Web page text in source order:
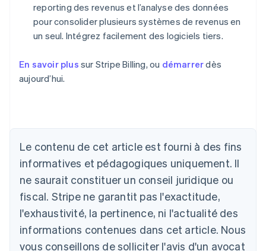
reporting des revenus et l’analyse des données
pour consolider plusieurs systèmes de revenus en
un seul. Intégrez facilement des logiciels tiers.
En savoir plus sur Stripe Billing, ou démarrerdès
aujourd’hui.
Le contenu de cet article est fourni à des fins
informatives et pédagogiques uniquement. Il
ne saurait constituer un conseil juridique ou
fiscal. Stripe ne garantit pas l'exactitude,
l'exhaustivité, la pertinence, ni l'actualité des
informations contenues dans cet article. Nous
vous conseillons de solliciter l'avis d'un avocat
DeutschEnglish
Australie
English
Autriche
DeutschEnglish
NederlandsFrançaisDeutschEnglish
Brésil
Português
Bulgarie
English